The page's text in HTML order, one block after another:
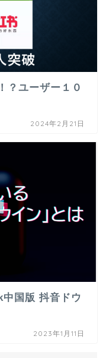
？ユーザー１０
2024年2月21日
国版 抖音ドウ
2023年1月11日